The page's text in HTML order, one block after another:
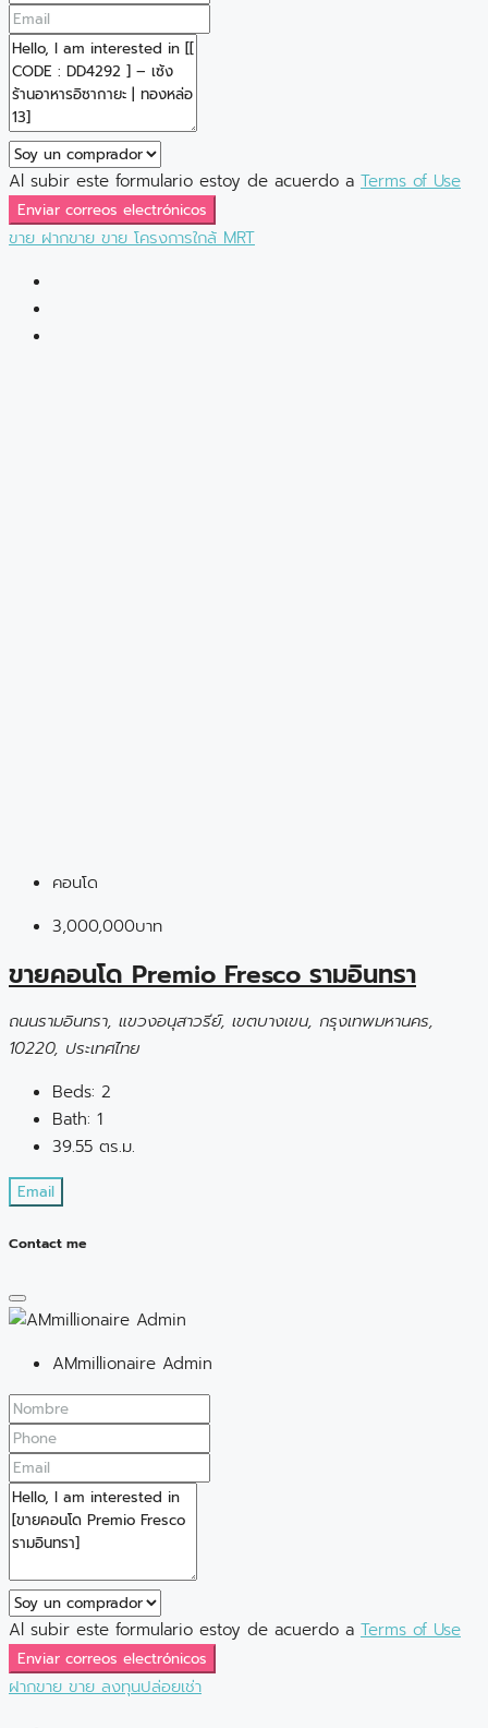
Al subir este formulario estoy de acuerdo a Terms of Use
Enviar correos electrónicos
ขาย ฝากขาย ขาย โครงการใกล้ MRT
คอนโด
3,000,000บาท
ขายคอนโด Premio Fresco รามอินทรา
ถนนรามอินทรา, แขวงอนุสาวรีย์, เขตบางเขน, กรุงเทพมหานคร,
10220, ประเทศไทย
Beds: 2
Bath: 1
39.55 ตร.ม.
Email
Contact me
AMmillionaire Admin
Al subir este formulario estoy de acuerdo a Terms of Use
Enviar correos electrónicos
ฝากขาย ขาย ลงทุนปล่อยเช่า